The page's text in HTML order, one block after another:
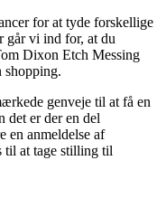
for at tyde forskellige
går vi ind for, at du
Dixon Etch Messing
genveje til at få en
det er der en del
en anmeldelse af
til at tage stilling til